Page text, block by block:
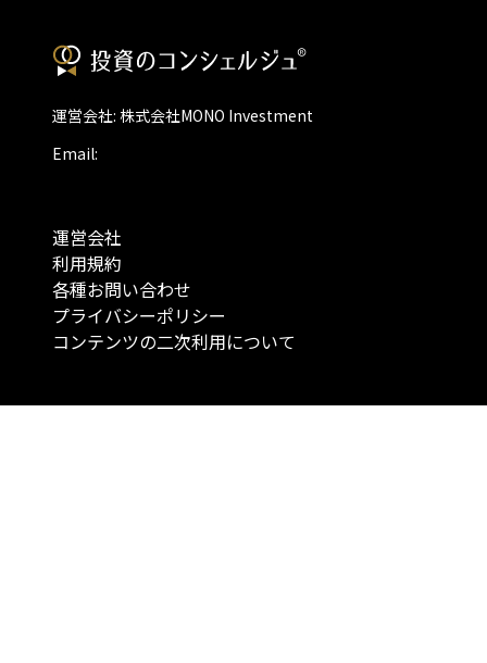
運営会社: 株式会社MONO Investment
Email:
運営会社
利用規約
各種お問い合わせ
プライバシーポリシー
コンテンツの二次利用について